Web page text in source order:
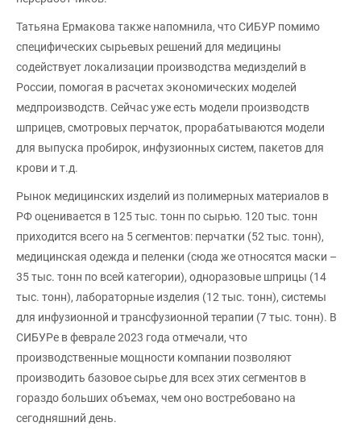
Татьяна Ермакова также напомнила, что СИБУР помимо
специфических сырьевых решений для медицины
содействует локализации производства медизделий в
России, помогая в расчетах экономических моделей
медпроизводств. Сейчас уже есть модели производств
шприцев, смотровых перчаток, прорабатываются модели
для выпуска пробирок, инфузионных систем, пакетов для
крови и т.д.
Рынок медицинских изделий из полимерных материалов в
РФ оценивается в 125 тыс. тонн по сырью. 120 тыс. тонн
приходится всего на 5 сегментов: перчатки (52 тыс. тонн),
медицинская одежда и пеленки (сюда же относятся маски –
35 тыс. тонн по всей категории), одноразовые шприцы (14
тыс. тонн), лабораторные изделия (12 тыс. тонн), системы
для инфузионной и трансфузионной терапии (7 тыс. тонн). В
СИБУРе в феврале 2023 года отмечали, что
производственные мощности компании позволяют
производить базовое сырье для всех этих сегментов в
гораздо больших объемах, чем оно востребовано на
сегодняшний день.